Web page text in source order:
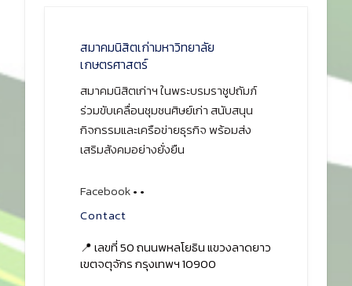
สมาคมนิสิตเก่ามหาวิทยาลัย
เกษตรศาสตร์
สมาคมนิสิตเก่าฯ ในพระบรมราชูปถัมภ์
ร่วมขับเคลื่อนชุมชนศิษย์เก่า สนับสนุน
กิจกรรมและเครือข่ายธุรกิจ พร้อมส่ง
เสริมสังคมอย่างยั่งยืน
Facebook• •
Contact
📍 เลขที่ 50 ถนนพหลโยธิน แขวงลาดยาว
เขตจตุจักร กรุงเทพฯ 10900